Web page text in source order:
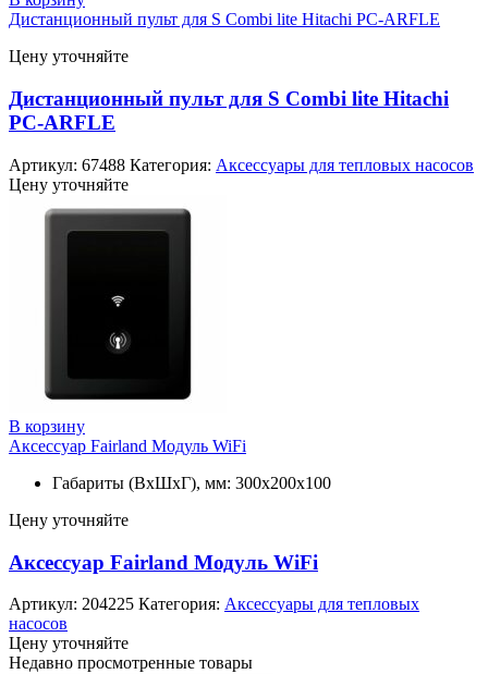
Дистанционный пульт для S Combi lite Hitachi PC-ARFLE
Цену уточняйте
Дистанционный пульт для S Combi lite Hitachi
PC-ARFLE
Артикул: 67488 Категория: Аксессуары для тепловых насосов
Цену уточняйте
В корзину
Аксессуар Fairland Модуль WiFi
Габариты (ВхШхГ), мм: 300х200х100
Цену уточняйте
Аксессуар Fairland Модуль WiFi
Артикул: 204225 Категория: Аксессуары для тепловых
насосов
Цену уточняйте
Недавно просмотренные товары